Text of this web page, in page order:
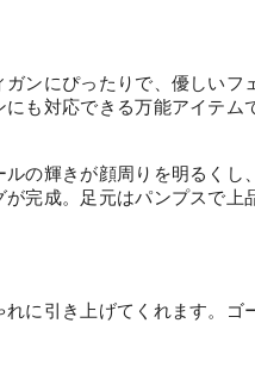
ンにぴったりで、優しいフ
も対応できる万能アイテム
の輝きが顔周りを明るくし
完成。足元はパンプスで上
に引き上げてくれます。ゴ